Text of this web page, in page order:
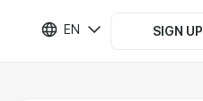
EN SIGN UP